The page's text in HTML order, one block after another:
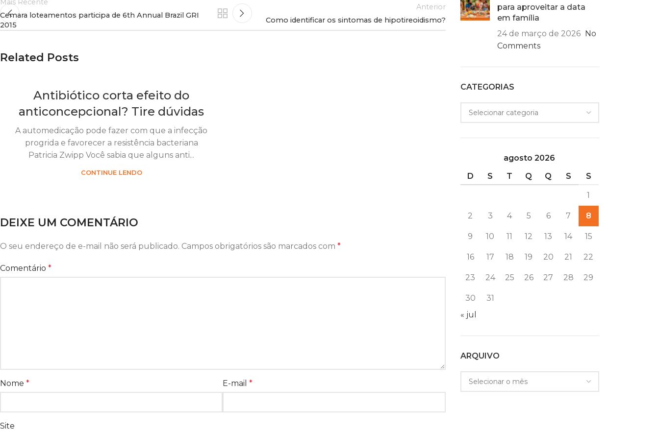
Mais Recente
Cemara loteamentos participa de 6th Annual Brazil GRI
2015
Anterior
Como identificar os sintomas de hipotireoidismo?
Related Posts
Antibiótico corta efeito do
anticoncepcional? Tire dúvidas
A automedicação pode fazer com que a infecção
progrida e favorecer a resistência bacteriana
Patricia Zwipp Você sabia que alguns anti...
CONTINUE LENDO
DEIXE UM COMENTÁRIO
O seu endereço de e-mail não será publicado. Campos obrigatórios são marcados com *
Comentário *
Nome * E-mail*
Site
para aproveitar a data
em família
24 de março de 2026 No
Comments
CATEGORIAS
agosto 2026
D
S T Q Q S S
1
2 3 4 5 6 7 8
9 10 11 12 13 14 15
16 17 18 19 20 21 22
23 24 25 26 27 28 29
30
31
« jul
ARQUIVO